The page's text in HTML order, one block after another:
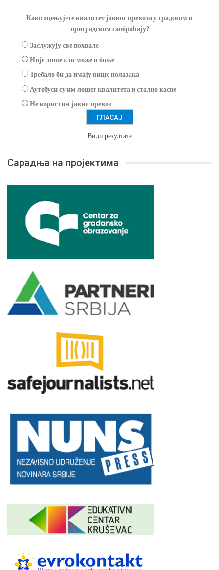
Како оцењујете квалитет јавног превоза у градском и
приградском саобраћају?
Заслужују све похвале
Није лоше али може и боље
Требало би да имају више полазака
Аутобуси су им лошег квалитета и стално касне
Не користим јавни превоз
Види резултате
Сарадња на пројектима